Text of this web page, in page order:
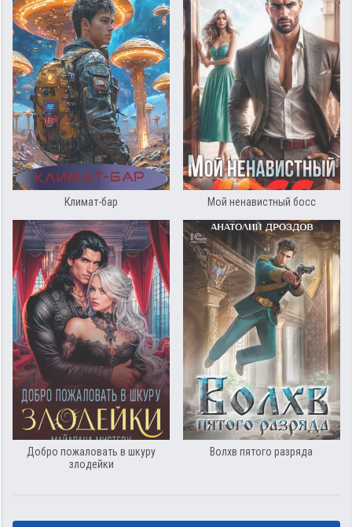
Климат-бар Мой ненавистный босс
Добро пожаловать в шкуру
злодейки
Волхв пятого разряда